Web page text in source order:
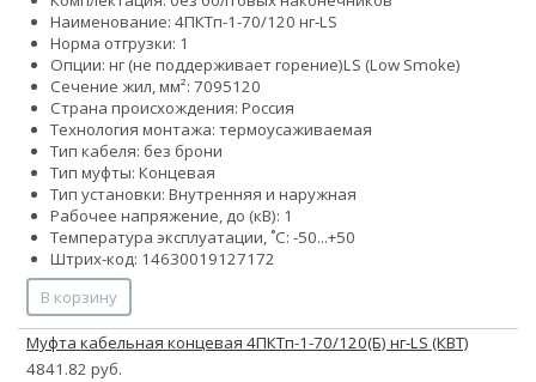
Наименование: 4ПКТп-1-70/120 нг-LS
Норма отгрузки: 1
Опции: нг (не поддерживает горение)LS (Low Smoke)
Сечение жил, мм²: 7095120
Страна происхождения: Россия
Технология монтажа: термоусаживаемая
Тип кабеля: без брони
Тип муфты: Концевая
Тип установки: Внутренняя и наружная
Рабочее напряжение, до (кВ): 1
Температура эксплуатации, ˚С: -50...+50
Штрих-код: 14630019127172
В корзину
Муфта кабельная концевая 4ПКТп-1-70/120(Б) нг-LS (КВТ)
4841.82 руб.